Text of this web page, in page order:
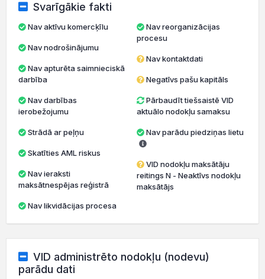
Svarīgākie fakti
Nav aktīvu komercķīlu
Nav nodrošinājumu
darbība
ierobežojumu
Strādā ar peļņu
Skatīties AML riskus
maksātnespējas reģistrā
Nav likvidācijas procesa
Nav reorganizācijas
procesu
Nav kontaktdati
Negatīvs pašu kapitāls
Pārbaudīt tiešsaistē VID
aktuālo nodokļu samaksu
Nav parādu piedziņas lietu
VID nodokļu maksātāju
reitings N - Neaktīvs nodokļu
maksātājs
VID administrēto nodokļu (nodevu)
parādu dati